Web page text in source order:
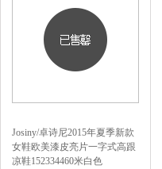
Josiny/卓诗尼2015年夏季新款
女鞋欧美漆皮亮片一字式高跟
凉鞋152334460米白色